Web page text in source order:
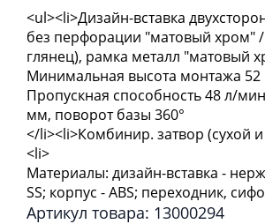
Артикул товара: 13000294
<ul><li>Дизайн-вставка
без перфорации "матовый хром" /
глянец), рамка металл "матовый
Минимальная высота монтажа
Пропускная способность 48 л/
мм, поворот базы 360°
</li><li>Комбинир. затвор (сухой
<li>
Материалы: дизайн-вставка -
SS; корпус - ABS; переходник,